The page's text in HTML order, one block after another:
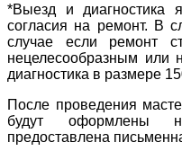
*Выезд и диагностика
согласия на ремонт. В
случае если ремонт
нецелесообразным или
диагностика в размере
После проведения
будут оформлены
предоставлена